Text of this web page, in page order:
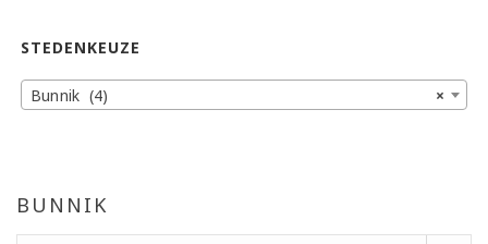
BUNNIK
STEDENKEUZE
×
Bunnik (4)